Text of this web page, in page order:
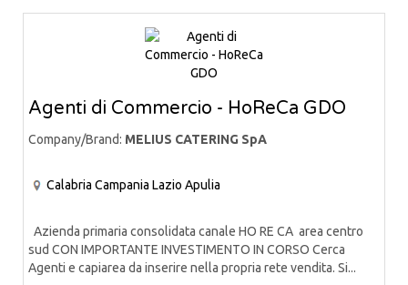
Agenti di Commercio - HoReCa GDO
Company/Brand: MELIUS CATERING SpA
Calabria Campania Lazio Apulia
Azienda primaria consolidata canale HO RE CA area centro
sud CON IMPORTANTE INVESTIMENTO IN CORSO Cerca
Agenti e capiarea da inserire nella propria rete vendita. Si...